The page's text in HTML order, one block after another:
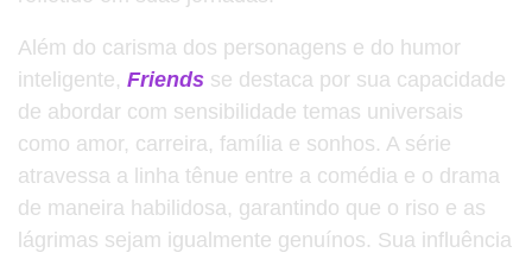
Além do carisma dos personagens e do humor
inteligente, Friends se destaca por sua capacidade
de abordar com sensibilidade temas universais
como amor, carreira, família e sonhos. A série
atravessa a linha tênue entre a comédia e o drama
de maneira habilidosa, garantindo que o riso e as
lágrimas sejam igualmente genuínos. Sua influência